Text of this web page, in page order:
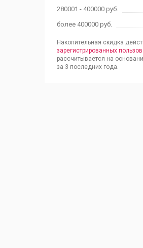
280001 - 400000 руб.
более 400000 руб.
Накопительная скидка
зарегистрированных
рассчитывается на
за 3 последних года.